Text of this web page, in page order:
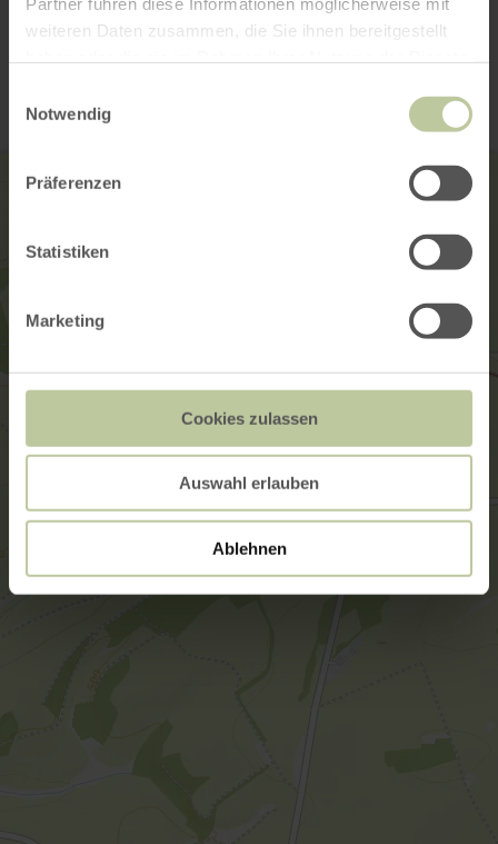
weiteren Daten zusammen, die Sie ihnen bereitgestellt
Notwendig
Präferenzen
Statistiken
Marketing
Cookies zulassen
Auswahl erlauben
Ablehnen
Contact